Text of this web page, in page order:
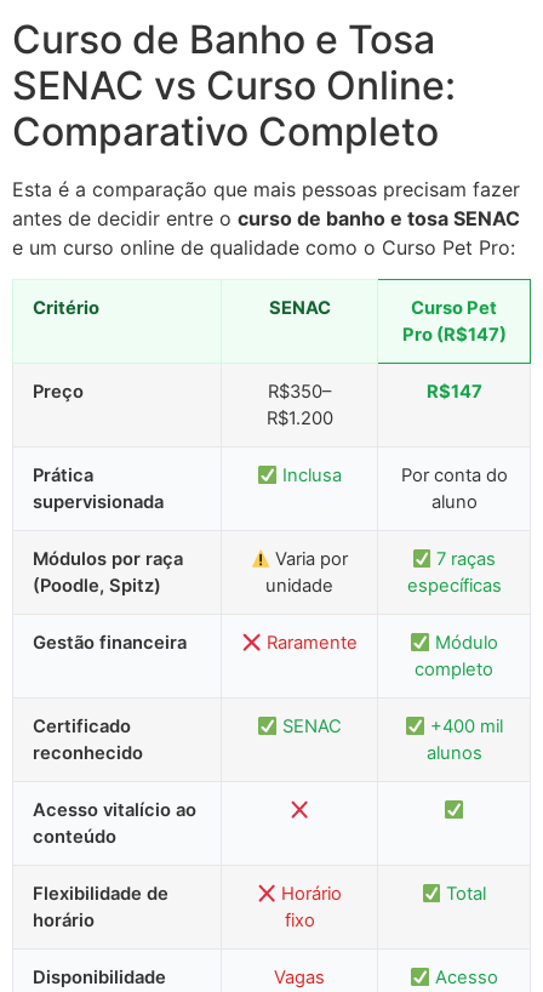
Curso de Banho e Tosa
SENAC vs Curso Online:
Comparativo Completo
Esta é a comparação que mais pessoas precisam fazer
antes de decidir entre o curso de banho e tosa SENAC
e um curso online de qualidade como o Curso Pet Pro:
Critério SENAC
Curso Pet
Pro (R$147)
Preço
R$350–
R$1.200
R$147
Prática
supervisionada
Inclusa
Por conta do
aluno
Módulos por raça
(Poodle, Spitz)
Varia por
unidade
7 raças
específicas
Gestão financeira Raramente
Módulo
completo
Certificado
reconhecido
SENAC
+400 mil
alunos
Acesso vitalício ao
conteúdo
Flexibilidade de
horário
Horário
fixo
Total
Disponibilidade
Vagas
Acesso